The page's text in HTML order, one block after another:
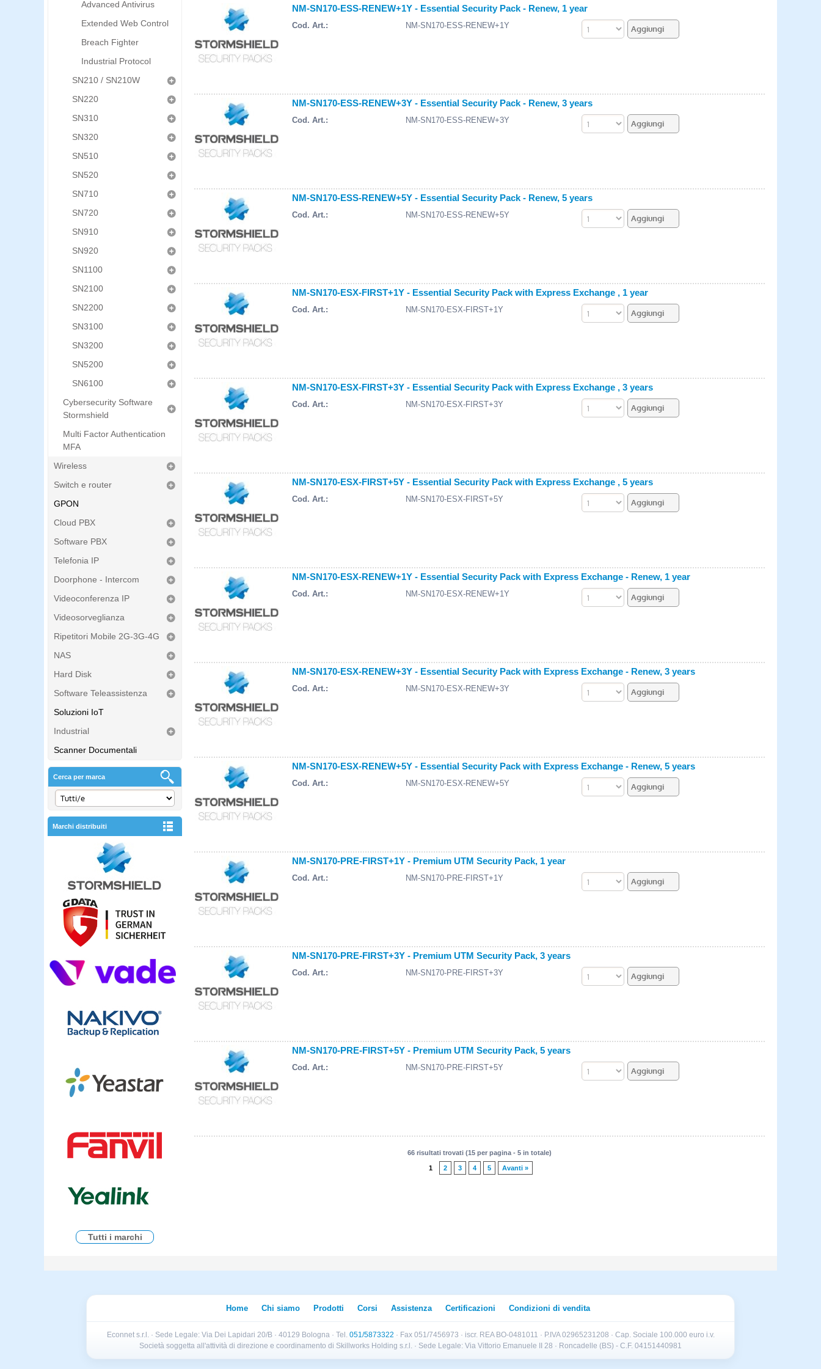
Advanced Antivirus
Extended Web Control
Breach Fighter
Industrial Protocol
SN210 / SN210W
SN220
SN310
SN320
SN510
SN520
SN710
SN720
SN910
SN920
SN1100
SN2100
SN2200
SN3100
SN3200
SN5200
SN6100
Cybersecurity Software
Stormshield
Multi Factor Authentication
MFA
Wireless
Switch e router
GPON
Cloud PBX
Software PBX
Telefonia IP
Doorphone - Intercom
Videoconferenza IP
Videosorveglianza
Ripetitori Mobile 2G-3G-4G
NAS
Hard Disk
Software Teleassistenza
Soluzioni IoT
Industrial
Scanner Documentali
Cerca per marca
Marchi distribuiti
Tutti i marchi
NM-SN170-ESS-RENEW+1Y - Essential Security Pack - Renew, 1 year
Cod. Art.: NM-SN170-ESS-RENEW+1Y
NM-SN170-ESS-RENEW+3Y - Essential Security Pack - Renew, 3 years
Cod. Art.: NM-SN170-ESS-RENEW+3Y
NM-SN170-ESS-RENEW+5Y - Essential Security Pack - Renew, 5 years
Cod. Art.: NM-SN170-ESS-RENEW+5Y
NM-SN170-ESX-FIRST+1Y - Essential Security Pack with Express Exchange , 1 year
Cod. Art.: NM-SN170-ESX-FIRST+1Y
NM-SN170-ESX-FIRST+3Y - Essential Security Pack with Express Exchange , 3 years
Cod. Art.: NM-SN170-ESX-FIRST+3Y
NM-SN170-ESX-FIRST+5Y - Essential Security Pack with Express Exchange , 5 years
Cod. Art.: NM-SN170-ESX-FIRST+5Y
NM-SN170-ESX-RENEW+1Y - Essential Security Pack with Express Exchange - Renew, 1 year
Cod. Art.: NM-SN170-ESX-RENEW+1Y
NM-SN170-ESX-RENEW+3Y - Essential Security Pack with Express Exchange - Renew, 3 years
Cod. Art.: NM-SN170-ESX-RENEW+3Y
NM-SN170-ESX-RENEW+5Y - Essential Security Pack with Express Exchange - Renew, 5 years
Cod. Art.: NM-SN170-ESX-RENEW+5Y
NM-SN170-PRE-FIRST+1Y - Premium UTM Security Pack, 1 year
Cod. Art.: NM-SN170-PRE-FIRST+1Y
NM-SN170-PRE-FIRST+3Y - Premium UTM Security Pack, 3 years
Cod. Art.: NM-SN170-PRE-FIRST+3Y
NM-SN170-PRE-FIRST+5Y - Premium UTM Security Pack, 5 years
Cod. Art.: NM-SN170-PRE-FIRST+5Y
66 risultati trovati (15 per pagina - 5 in totale)
1 2 3 4 5 Avanti »
Home Chi siamo Prodotti Corsi Assistenza Certificazioni Condizioni di vendita
Econnet s.r.l. · Sede Legale: Via Dei Lapidari 20/B · 40129 Bologna · Tel. 051/5873322 · Fax 051/7456973 · iscr. REA BO-0481011 · P.IVA 02965231208 · Cap. Sociale 100.000 euro i.v.
Società soggetta all'attività di direzione e coordinamento di Skillworks Holding s.r.l. · Sede Legale: Via Vittorio Emanuele II 28 · Roncadelle (BS) - C.F. 04151440981